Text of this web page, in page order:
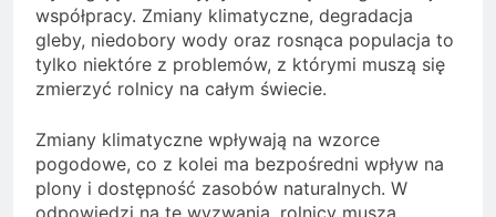
współpracy. Zmiany klimatyczne, degradacja
gleby, niedobory wody oraz rosnąca populacja to
tylko niektóre z problemów, z którymi muszą się
zmierzyć rolnicy na całym świecie.
Zmiany klimatyczne wpływają na wzorce
pogodowe, co z kolei ma bezpośredni wpływ na
plony i dostępność zasobów naturalnych. W
odpowiedzi na te wyzwania, rolnicy muszą